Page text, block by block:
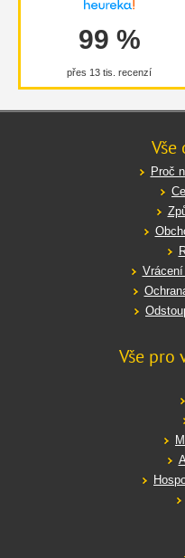
99 %
přes 13 tis. recenzí
Vše
Proč
Vše pro